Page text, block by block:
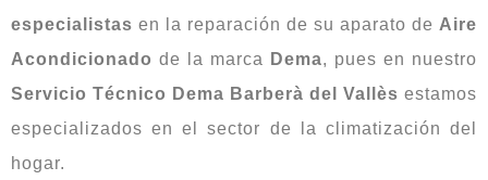
especialistas en la reparación de su aparato de Aire
Acondicionado de la marca Dema, pues en nuestro
Servicio Técnico Dema Barberà del Vallès estamos
especializados en el sector de la climatización del
hogar.